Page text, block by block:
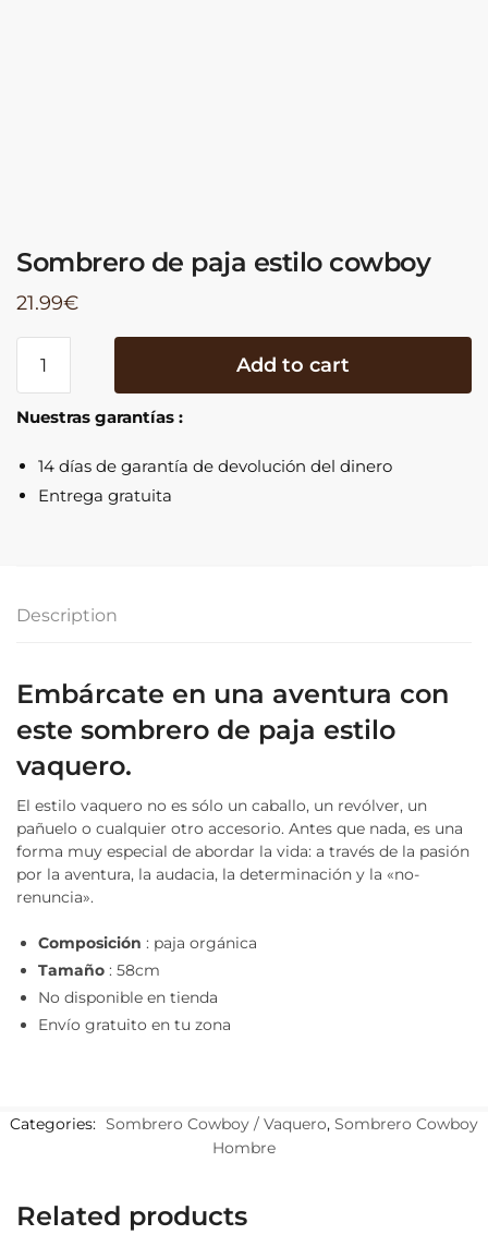
Sombrero de paja estilo cowboy
21.99€
estilo
Add to cart
Nuestras garantías :
14 días de garantía de devolución del dinero
Entrega gratuita
Description
Embárcate en una aventura con
este sombrero de paja estilo
vaquero.
El estilo vaquero no es sólo un caballo, un revólver, un
pañuelo o cualquier otro accesorio. Antes que nada, es una
forma muy especial de abordar la vida: a través de la pasión
por la aventura, la audacia, la determinación y la «no-
renuncia».
Composición : paja orgánica
Tamaño : 58cm
No disponible en tienda
Envío gratuito en tu zona
Categories: Sombrero Cowboy / Vaquero, Sombrero Cowboy
Hombre
Related products